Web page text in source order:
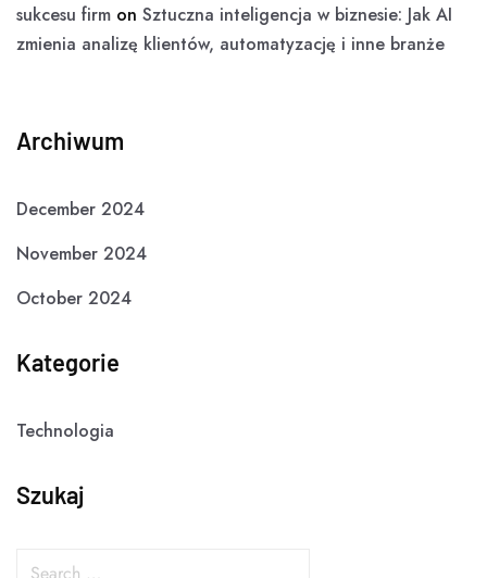
sukcesu firm on Sztuczna inteligencja w biznesie: Jak AI
zmienia analizę klientów, automatyzację i inne branże
Archiwum
December 2024
November 2024
October 2024
Kategorie
Technologia
Szukaj